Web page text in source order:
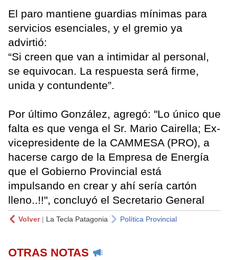
El paro mantiene guardias mínimas para
servicios esenciales, y el gremio ya
advirtió:
“Si creen que van a intimidar al personal,
se equivocan. La respuesta será firme,
unida y contundente”.
Por último González, agregó: "Lo único que
falta es que venga el Sr. Mario Cairella; Ex-
vicepresidente de la CAMMESA (PRO), a
hacerse cargo de la Empresa de Energía
que el Gobierno Provincial está
impulsando en crear y ahí sería cartón
lleno..!!", concluyó el Secretario General
Volver| La Tecla Patagonia Política Provincial
OTRAS NOTAS